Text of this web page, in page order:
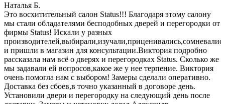
Наталья Б.
Это восхитительный салон Status!!! Благодаря этому салону
мы стали обладателями бесподобных дверей и перегородки от
фирмы Status! Искали у разных
и пришли в магазин для консультации.Виктория подробно
рассказала нам всё о дверях и перегородках Status. Сколько же
мы задавали ей вопросов,какое же у нее терпение. Виктория
очень помогла нам с выбором! Замеры сделали оперативно.
Доставка без сбоев,в точно указанный в договоре день.
Установили двери и перегородку на следующий день после